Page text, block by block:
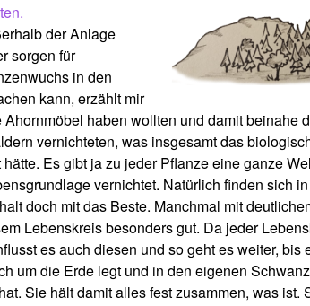
der Anlage
sorgen für
in den
kann, erzählt mir
haben wollten und damit beinahe
vernichteten, was insgesamt das
Es gibt ja zu jeder Pflanze eine ganze
vernichtet. Natürlich finden sich
doch mit das Beste. Manchmal mit
Lebenskreis besonders gut. Da jeder
es auch diesen und so geht es weiter, bis
um die Erde legt und in den eigenen
Sie hält damit alles fest zusammen, was ist.